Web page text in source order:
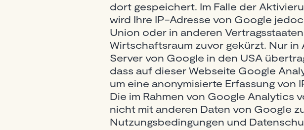
dort gespeichert. Im Falle der
wird Ihre IP-Adresse von Google
Union oder in anderen
Wirtschaftsraum zuvor gekürzt. Nur
Server von Google in den USA
dass auf dieser Webseite Google
um eine anonymisierte Erfassung von
Die im Rahmen von Google Analytics
nicht mit anderen Daten von Google
Nutzungsbedingungen und